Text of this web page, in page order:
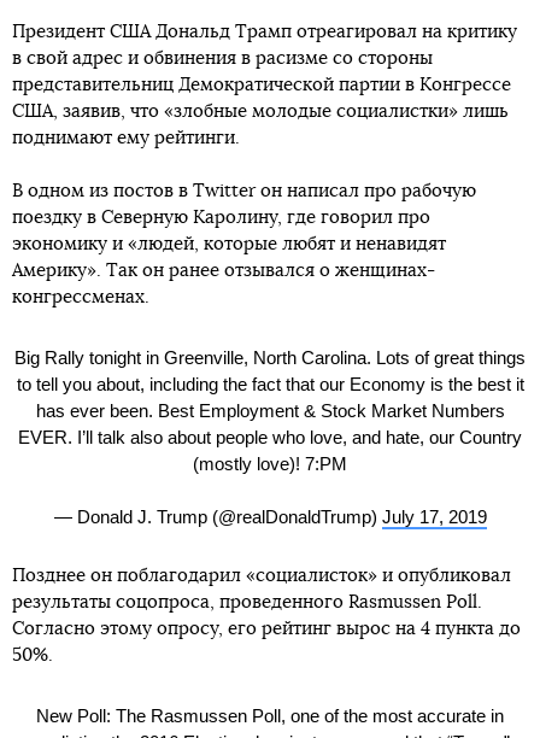
Президент США Дональд Трамп отреагировал на критику
в свой адрес и обвинения в расизме со стороны
представительниц Демократической партии в Конгрессе
США, заявив, что «злобные молодые социалистки» лишь
поднимают ему рейтинги.
В одном из постов в Twitter он написал про рабочую
поездку в Северную Каролину, где говорил про
экономику и «людей, которые любят и ненавидят
Америку». Так он ранее отзывался о женщинах-
конгрессменах.
Big Rally tonight in Greenville, North Carolina. Lots of great things
to tell you about, including the fact that our Economy is the best it
has ever been. Best Employment & Stock Market Numbers
EVER. I’ll talk also about people who love, and hate, our Country
(mostly love)! 7:PM
— Donald J. Trump (@realDonaldTrump) July 17, 2019
Позднее он поблагодарил «социалисток» и опубликовал
результаты соцопроса, проведенного Rasmussen Poll.
Согласно этому опросу, его рейтинг вырос на 4 пункта до
50%.
New Poll: The Rasmussen Poll, one of the most accurate in